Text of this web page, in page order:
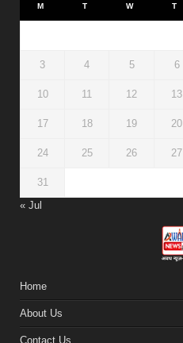
M T W T
3 4 5 6
10 11 12 13
17 18 19 20
24 25 26 27
31
« Jul
Home
About Us
Contact Us